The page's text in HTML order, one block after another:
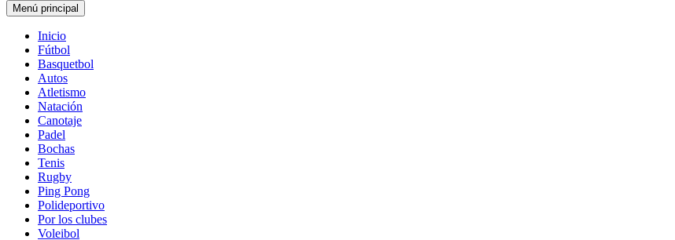
Menú principal
Inicio
Fútbol
Basquetbol
Autos
Atletismo
Natación
Canotaje
Padel
Bochas
Tenis
Rugby
Ping Pong
Polideportivo
Por los clubes
Voleibol